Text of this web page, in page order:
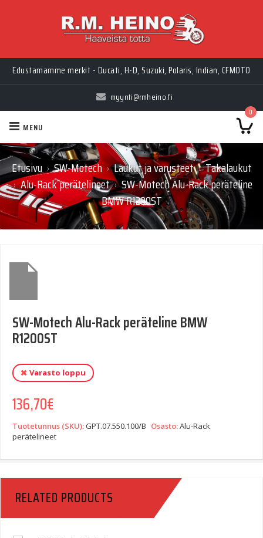
Edustamamme merkit - Ducati, H-D, Suzuki, Polaris, Indian, CFMOTO
myynti@rmheino.fi
0
MENU
Etusivu › SW-Motech › Laukut ja varusteet › Takalaukut
› Alu-Rack perätelineet › SW-Motech Alu-Rack peräteline
BMW R1200ST
SW-Motech Alu-Rack peräteline BMW
R1200ST
Varasto loppu
136,70€
Tuotetunnus (SKU):GPT.07.550.100/B Osasto:Alu-Rack
perätelineet
RELATED PRODUCTS